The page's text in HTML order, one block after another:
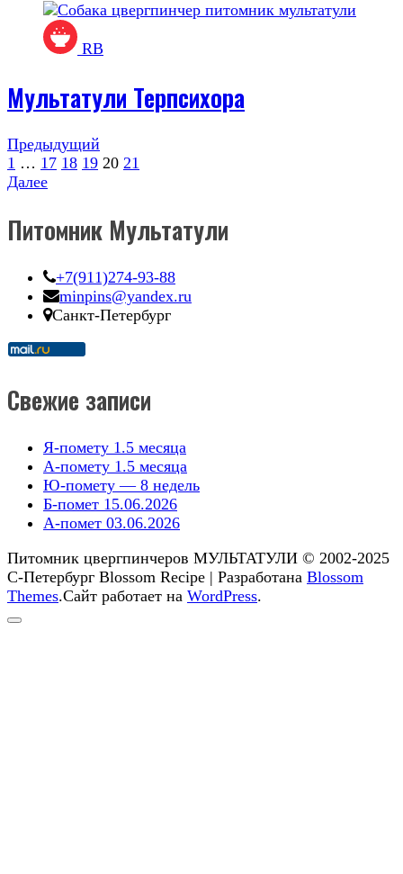
RB
Мультатули Терпсихора
Предыдущий
1 … 17 18 19 20 21
Далее
Питомник Мультатули
+7(911)274-93-88
minpins@yandex.ru
Санкт-Петербург
Свежие записи
Я-помету 1.5 месяца
А-помету 1.5 месяца
Ю-помету — 8 недель
Б-помет 15.06.2026
А-помет 03.06.2026
Питомник цвергпинчеров МУЛЬТАТУЛИ © 2002-2025
С-Петербург Blossom Recipe | Разработана Blossom
Themes.Сайт работает на WordPress.